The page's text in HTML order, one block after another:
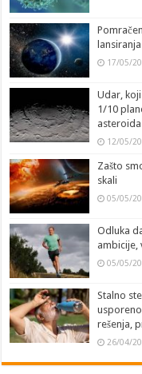
17/05/
Udar,
1/10
asteroida
12/05/
Zašto
skali
05/05/
Odluka
ambicije,
05/05/
Stalno
rešenja,
26/04/